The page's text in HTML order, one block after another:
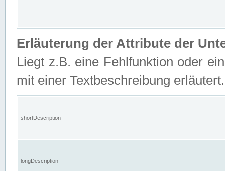
Erläuterung der Attribute der
Liegt z.B. eine Fehlfunktion oder
mit einer Textbeschreibung erläutert.
shortDescription
longDescription